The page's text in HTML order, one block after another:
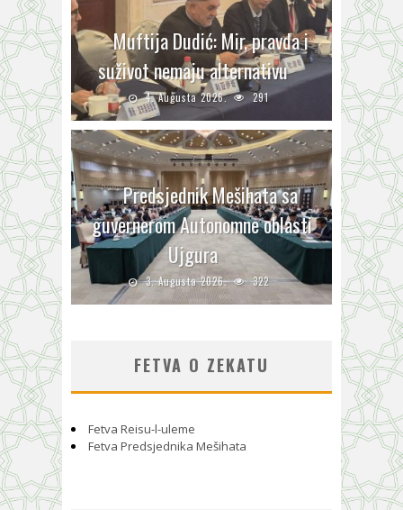
Muftija Dudić: Mir, pravda i
suživot nemaju alternativu
4. Augusta 2026. 291
Predsjednik Mešihata sa
guvernerom Autonomne oblasti
Ujgura
3. Augusta 2026. 322
FETVA O ZEKATU
Fetva Reisu-l-uleme
Fetva Predsjednika Mešihata